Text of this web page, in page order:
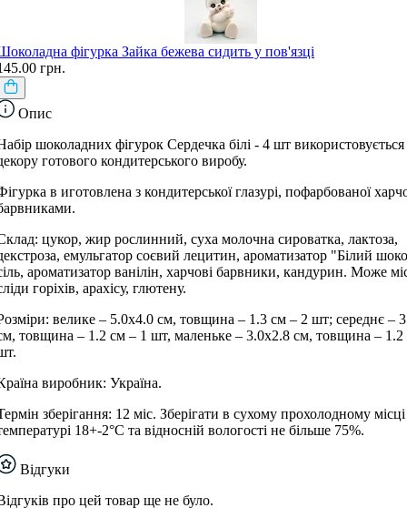
фігурка Зайка бежева сидить у пов'язці
грн.
Опис
шоколадних фігурок Сердечка білі - 4 шт використовується
готового кондитерського виробу.
в иготовлена ​​з кондитерської глазурі, пофарбованої
цукор, жир рослинний, суха молочна сироватка, лактоза,
емульгатор соєвий лецитин, ароматизатор "Білий
ароматизатор ванілін, харчові барвники, кандурин. Може
горіхів, арахісу, глютену.
велике – 5.0х4.0 см, товщина – 1.3 см – 2 шт; середнє –
товщина – 1.2 см – 1 шт, маленьке – 3.0х2.8 см, товщина – 1.2
виробник: Україна.
зберігання: 12 міс. Зберігати в сухому прохолодному
18+-2°С та відносній вологості не більше 75%.
Відгуки
про цей товар ще не було.